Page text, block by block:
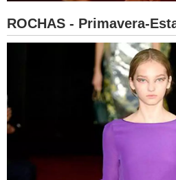
ROCHAS - Primavera-